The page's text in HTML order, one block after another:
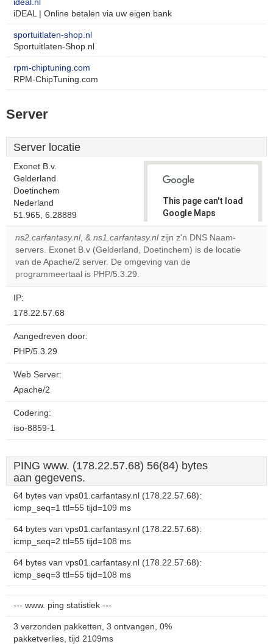
ideal.nl
iDEAL | Online betalen via uw eigen bank
sportuitlaten-shop.nl
Sportuitlaten-Shop.nl
rpm-chiptuning.com
RPM-ChipTuning.com
Server
Server locatie
Exonet B.v.
Gelderland
Doetinchem
Nederland
51.965, 6.28889
This page can't load
Google Maps
correctly.
Do you
own this
ns2.carfantasy.nl, & ns1.carfantasy.nlzijn z'n DNS Naam-
servers. Exonet B.v (Gelderland, Doetinchem) is de locatie
van de Apache/2 server. De omgeving van de
programmeertaal is PHP/5.3.29.
IP:
178.22.57.68
Aangedreven door:
PHP/5.3.29
Web Server:
Apache/2
Codering:
iso-8859-1
PING www. (178.22.57.68) 56(84) bytes
aan gegevens.
64 bytes van vps01.carfantasy.nl (178.22.57.68):
icmp_seq=1 ttl=55 tijd=109 ms
64 bytes van vps01.carfantasy.nl (178.22.57.68):
icmp_seq=2 ttl=55 tijd=108 ms
64 bytes van vps01.carfantasy.nl (178.22.57.68):
icmp_seq=3 ttl=55 tijd=108 ms
--- www. ping statistiek ---
3 verzonden pakketten, 3 ontvangen, 0%
pakketverlies, tijd 2109ms